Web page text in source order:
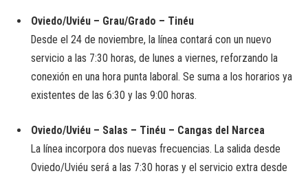
Oviedo/Uviéu – Grau/Grado – Tinéu
Desde el 24 de noviembre, la línea contará con un nuevo
servicio a las 7:30 horas, de lunes a viernes, reforzando la
conexión en una hora punta laboral. Se suma a los horarios ya
existentes de las 6:30 y las 9:00 horas.
Oviedo/Uviéu – Salas – Tinéu – Cangas del Narcea
La línea incorpora dos nuevas frecuencias. La salida desde
Oviedo/Uviéu será a las 7:30 horas y el servicio extra desde